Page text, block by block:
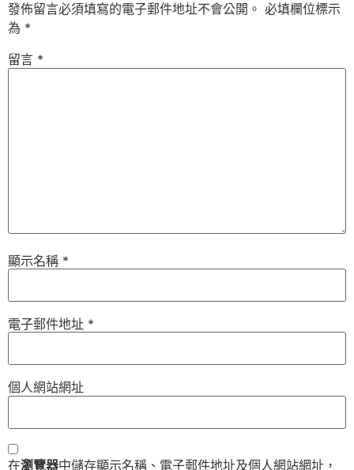
發佈留言必須填寫的電子郵件地址不會公開。 必填欄位標示
為 *
留言 *
顯示名稱 *
電子郵件地址 *
個人網站網址
在瀏覽器中儲存顯示名稱、電子郵件地址及個人網站網址，